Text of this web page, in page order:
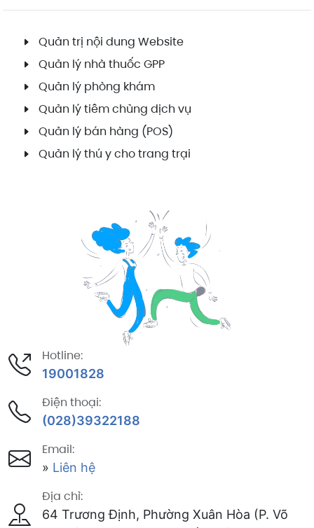
Quản trị nội dung Website
Quản lý nhà thuốc GPP
Quản lý phòng khám
Quản lý tiêm chủng dịch vụ
Quản lý bán hàng (POS)
Quản lý thú y cho trang trại
Hotline:
19001828
Điện thoại:
(028)39322188
Email:
» Liên hệ
Địa chỉ:
64 Trương Định, Phường Xuân Hòa (P. Võ